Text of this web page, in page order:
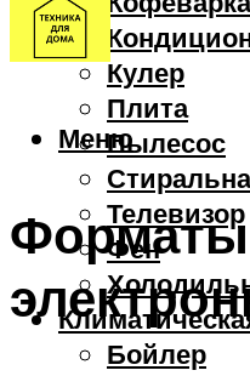
Кулер
Плита
Пылесос
Телевизор
Фен
Бойлер
Меню
Форматы